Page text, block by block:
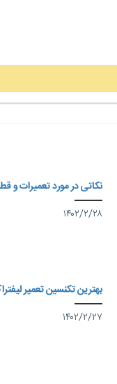
نکاتی در مورد تعمیرات و
۱۴۰۲/۲/۲۸
بهترین تکنسین تعمیر
۱۴۰۲/۲/۲۷